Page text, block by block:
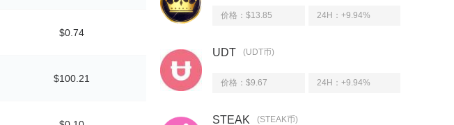
$0.74
$100.21
价格：$13.85 24H： +9.94%
UDT (UDT币)
价格：$9.67 24H： +9.94%
STEAK (STEAK币)